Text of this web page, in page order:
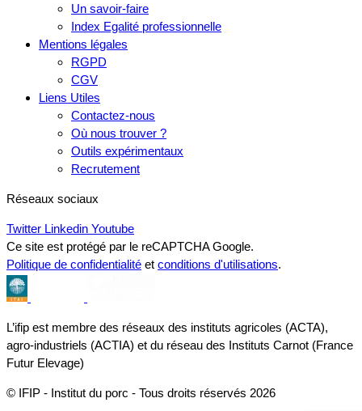
Un savoir-faire
Index Egalité professionnelle
Mentions légales
RGPD
CGV
Liens Utiles
Contactez-nous
Où nous trouver ?
Outils expérimentaux
Recrutement
Réseaux sociaux
Twitter Linkedin Youtube
Ce site est protégé par le reCAPTCHA Google.
Politique de confidentialité et conditions d'utilisations.
L’ifip est membre des réseaux des instituts agricoles (ACTA),
agro-industriels (ACTIA) et du réseau des Instituts Carnot (France
Futur Elevage)
© IFIP - Institut du porc - Tous droits réservés 2026